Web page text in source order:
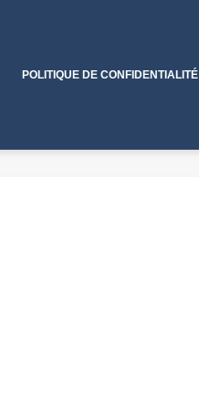
POLITIQUE DE CONFIDENTIALITÉ